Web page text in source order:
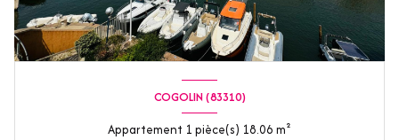
COGOLIN (83310)
Appartement 1 pièce(s) 18.06 m²